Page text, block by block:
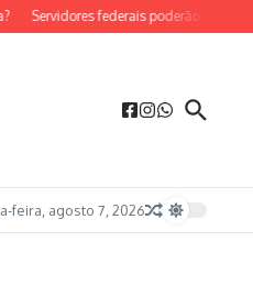
Servidores federais poderão ser MEI?
feira, agosto 7, 2026